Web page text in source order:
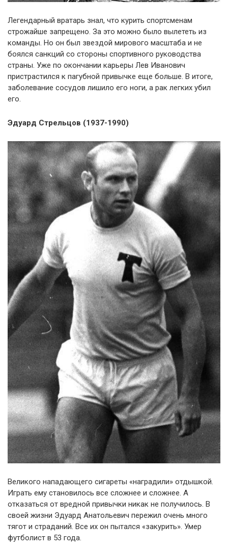
Легендарный вратарь знал, что курить спортсменам
строжайше запрещено. За это можно было вылететь из
команды. Но он был звездой мирового масштаба и не
боялся санкций со стороны спортивного руководства
страны. Уже по окончании карьеры Лев Иванович
пристрастился к пагубной привычке еще больше. В итоге,
заболевание сосудов лишило его ноги, а рак легких убил
его.
Эдуард Стрельцов (1937-1990)
Великого нападающего сигареты «наградили» отдышкой.
Играть ему становилось все сложнее и сложнее. А
отказаться от вредной привычки никак не получилось. В
своей жизни Эдуард Анатольевич пережил очень много
тягот и страданий. Все их он пытался «закурить». Умер
футболист в 53 года.